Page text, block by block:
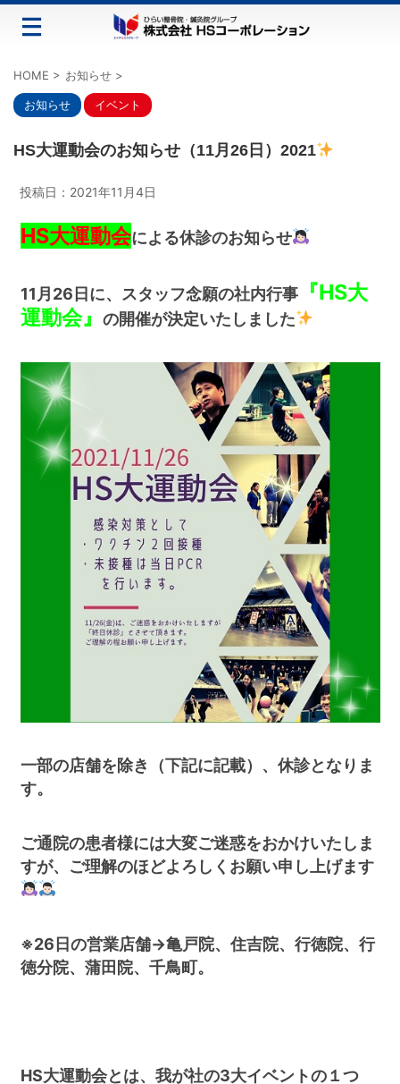
HOME > お知らせ >
お知らせ イベント
HS大運動会のお知らせ（11月26日）2021
投稿日： 2021年11月4日
HS大運動会による休診のお知らせ
11月26日に、スタッフ念願の社内行事『HS大
運動会』
の開催が決定いたしました
一部の店舗を除き（下記に記載）、休診となりま
す。
ご通院の患者様には大変ご迷惑をおかけいたしま
すが、ご理解のほどよろしくお願い申し上げます
※26日の営業店舗→亀戸院、住吉院、行徳院、行
徳分院、蒲田院、千鳥町。
HS大運動会とは、我が社の3大イベントの１つ